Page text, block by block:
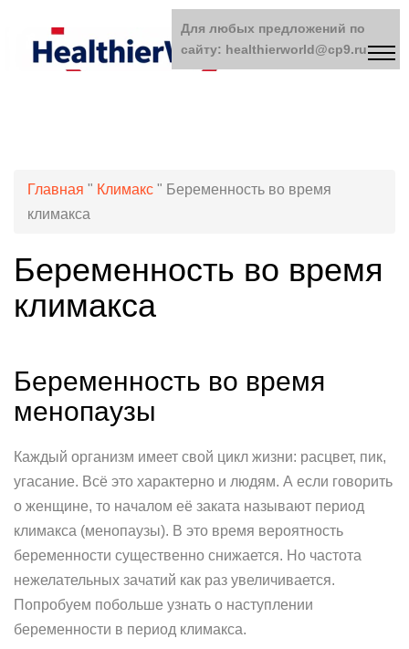
Главная " Климакс " Беременность во время
климакса
Беременность во время
климакса
Беременность во время
менопаузы
Каждый организм имеет свой цикл жизни: расцвет, пик,
угасание. Всё это характерно и людям. А если говорить
о женщине, то началом её заката называют период
климакса (менопаузы). В это время вероятность
беременности существенно снижается. Но частота
нежелательных зачатий как раз увеличивается.
Попробуем побольше узнать о наступлении
беременности в период климакса.
Для любых предложений по
сайту: healthierworld@cp9.ru